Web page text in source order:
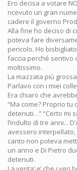
Ero decisa a votare
ricevuto un gran
cadere il governo
Alla fine ho deciso di
poteva fare
pericolo. Ho
faccia perché sentivo
moltissimo.
La mazzata più
Parlavo con i miei
Era chiaro che
“Ma come? Proprio
detenuti…” “Certo mi
l’indulto di tre anni...
avessero interpellato,
canto non poteva
un anno e Di Pietro
detenuti.